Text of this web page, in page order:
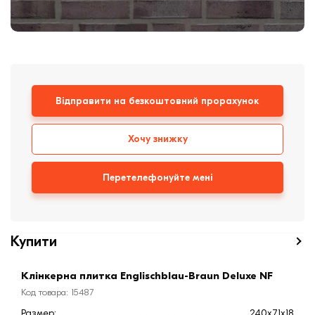
Клінкерная плитка
Будівельні суміші
Відправити на безкоштовний прорахунок
Хочу знижку
Перетелефонуйте мені
Купити
Клінкерна плитка Englischblau-Braun Deluxe NF
Код товара: 15487